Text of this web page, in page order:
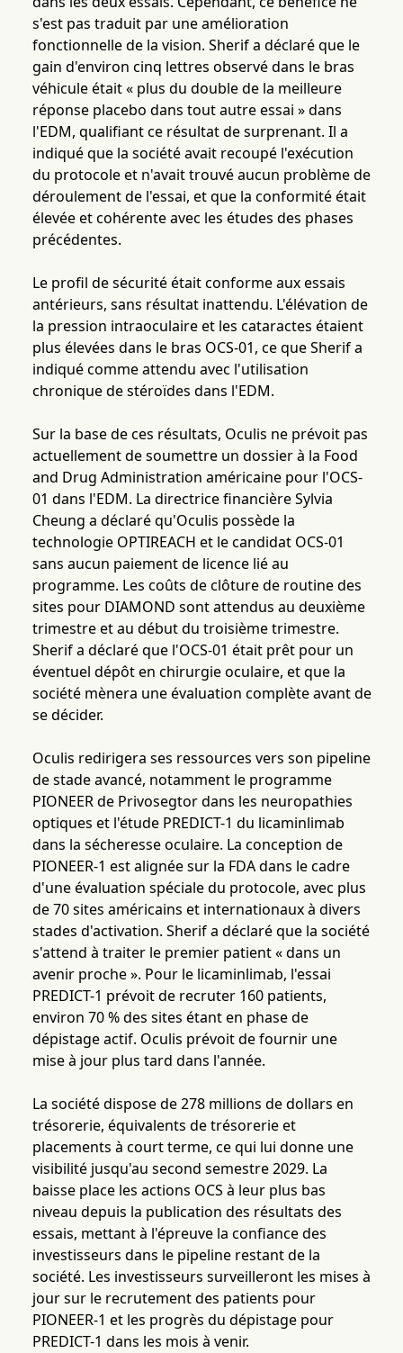
s'est pas traduit par une amélioration
fonctionnelle de la vision. Sherif a déclaré que le
gain d'environ cinq lettres observé dans le bras
véhicule était « plus du double de la meilleure
réponse placebo dans tout autre essai » dans
l'EDM, qualifiant ce résultat de surprenant. Il a
indiqué que la société avait recoupé l'exécution
du protocole et n'avait trouvé aucun problème de
déroulement de l'essai, et que la conformité était
élevée et cohérente avec les études des phases
précédentes.
Le profil de sécurité était conforme aux essais
antérieurs, sans résultat inattendu. L'élévation de
la pression intraoculaire et les cataractes étaient
plus élevées dans le bras OCS-01, ce que Sherif a
indiqué comme attendu avec l'utilisation
chronique de stéroïdes dans l'EDM.
Sur la base de ces résultats, Oculis ne prévoit pas
actuellement de soumettre un dossier à la Food
and Drug Administration américaine pour l'OCS-
01 dans l'EDM. La directrice financière Sylvia
Cheung a déclaré qu'Oculis possède la
technologie OPTIREACH et le candidat OCS-01
sans aucun paiement de licence lié au
programme. Les coûts de clôture de routine des
sites pour DIAMOND sont attendus au deuxième
trimestre et au début du troisième trimestre.
Sherif a déclaré que l'OCS-01 était prêt pour un
éventuel dépôt en chirurgie oculaire, et que la
société mènera une évaluation complète avant de
se décider.
Oculis redirigera ses ressources vers son pipeline
de stade avancé, notamment le programme
PIONEER de Privosegtor dans les neuropathies
optiques et l'étude PREDICT-1 du licaminlimab
dans la sécheresse oculaire. La conception de
PIONEER-1 est alignée sur la FDA dans le cadre
d'une évaluation spéciale du protocole, avec plus
de 70 sites américains et internationaux à divers
stades d'activation. Sherif a déclaré que la société
s'attend à traiter le premier patient « dans un
avenir proche ». Pour le licaminlimab, l'essai
PREDICT-1 prévoit de recruter 160 patients,
environ 70 % des sites étant en phase de
dépistage actif. Oculis prévoit de fournir une
mise à jour plus tard dans l'année.
La société dispose de 278 millions de dollars en
trésorerie, équivalents de trésorerie et
placements à court terme, ce qui lui donne une
visibilité jusqu'au second semestre 2029. La
baisse place les actions OCS à leur plus bas
niveau depuis la publication des résultats des
essais, mettant à l'épreuve la confiance des
investisseurs dans le pipeline restant de la
société. Les investisseurs surveilleront les mises à
jour sur le recrutement des patients pour
PIONEER-1 et les progrès du dépistage pour
PREDICT-1 dans les mois à venir.